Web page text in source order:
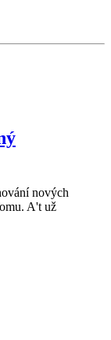
nových
A't už